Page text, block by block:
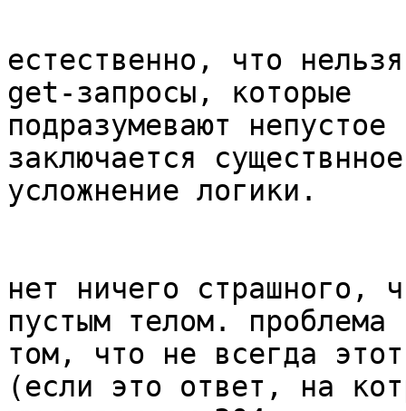
естественно, что
get-запросы, которые
подразумевают
заключается существнное
усложнение логики.
нет ничего страшного,
пустым телом. проблема
том, что не всегда
(если это ответ, на